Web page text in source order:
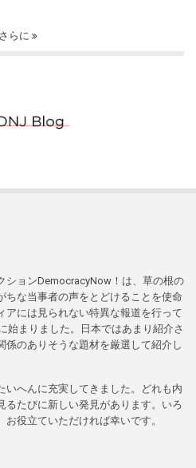
さらに
ションDemocracyNow！は、草の根の
ちな当事者の声をとどけることを使命
アには見られない特異な報道を行って
始まりました。日本ではあまり紹介さ
係のありそうな題材を厳選して紹介し
いへんに充実してきました。どれも内
るたびに新しい発見があります。いろ
役立ていただければ幸いです。